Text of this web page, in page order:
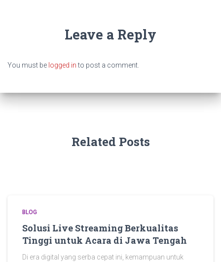
Leave a Reply
You must be logged into post a comment.
Related Posts
BLOG
Solusi Live Streaming Berkualitas
Tinggi untuk Acara di Jawa Tengah
Di era digital yang serba cepat ini, kemampuan untuk